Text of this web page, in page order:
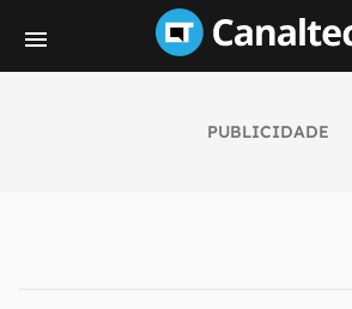
PUBLICIDADE
notícias e reviews sobre